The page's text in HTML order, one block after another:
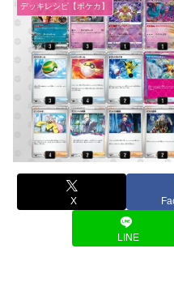
デッキレシピ【ポケカ】
X
LINE